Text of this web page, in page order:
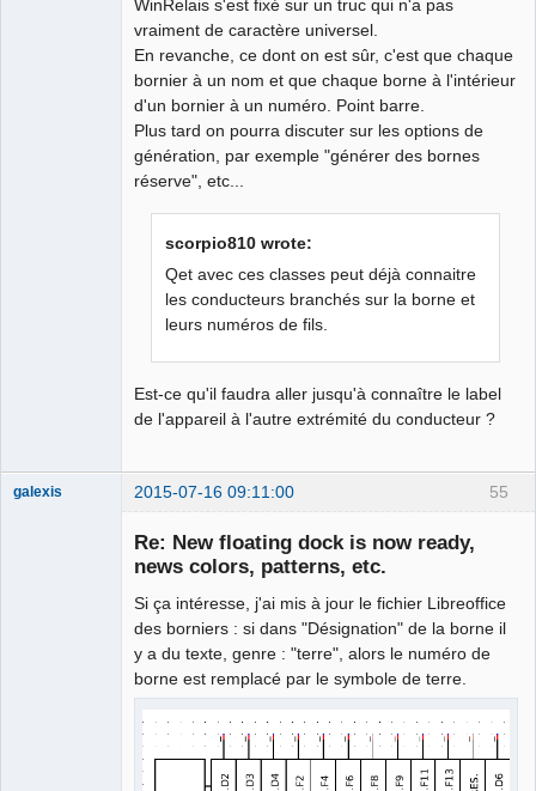
WinRelais s'est fixé sur un truc qui n'a pas
vraiment de caractère universel.
En revanche, ce dont on est sûr, c'est que chaque
bornier à un nom et que chaque borne à l'intérieur
d'un bornier à un numéro. Point barre.
Plus tard on pourra discuter sur les options de
génération, par exemple "générer des bornes
réserve", etc...
scorpio810 wrote:
Qet avec ces classes peut déjà connaitre
les conducteurs branchés sur la borne et
leurs numéros de fils.
Est-ce qu'il faudra aller jusqu'à connaître le label
de l'appareil à l'autre extrémité du conducteur ?
55
galexis 2015-07-16 09:11:00
Re: New floating dock is now ready,
news colors, patterns, etc.
Si ça intéresse, j'ai mis à jour le fichier Libreoffice
des borniers : si dans "Désignation" de la borne il
y a du texte, genre : "terre", alors le numéro de
borne est remplacé par le symbole de terre.